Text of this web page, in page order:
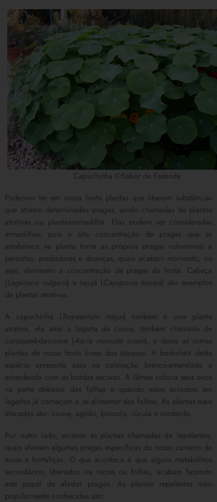
Capuchinha ©Sabor de Fazenda
Podemos ter em nossa horta plantas que liberam substâncias
que atraem determinadas pragas, sendo chamadas de plantas
atrativas ou plantas-armadilha. Elas podem ser consideradas
armadilhas, pois a alta concentração de pragas que se
estabelece na planta torna as próprias pragas vulneráveis a
parasitas, predadores e doenças, quais acabam morrendo, ou
seja, diminuem a concentração de pragas da horta. Cabaça
(Lagenaria vulgaris) e tajujá (Cayaponia tayuya) são exemplos
de plantas atrativas.
A capuchinha (Tropaeolum majus) também é uma planta
atrativa, ela atrai a lagarta da couve, também chamada de
curuquerê-da-couve (Ascia monuste orseis), e deixa as outras
plantas de nossa horta livres dos ataques. A borboleta desta
espécie apresenta asas na coloração branco-amarelada a
esverdeada com as bordas escuras. A fêmea coloca seus ovos
na parte debaixo das folhas e quando estes eclodem em
lagartas já começam a se alimentar das folhas. As plantas mais
atacadas são: couve, agrião, brócolis, rúcula e mostarda.
Por outro lado, existem as plantas chamadas de repelentes,
quais afastam algumas pragas específicas do nosso canteiro de
ervas e hortaliças. O que acontece é que alguns metabólitos
secundários, liberados via raízes ou folhas, acabam fazendo
este papel de afastar pragas. As plantas repelentes mais
popularmente conhecidas são: